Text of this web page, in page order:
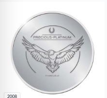
2008